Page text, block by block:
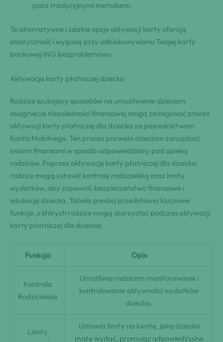
poza tradycyjnymi metodami.
Te alternatywne i zdalne opcje aktywacji karty oferują
elastyczność i wygodę przy odblokowywaniu Twojej karty
bankowej ING bezproblemowo.
Aktywacja karty płatniczej dziecka
Rodzice szukający sposobów na umożliwienie dzieciom
osiągnięcia niezależności finansowej mogą zainicjować proces
aktywacji karty płatniczej dla dziecka za pośrednictwem
Konta Mobilnego. Ten proces pozwala dzieciom zarządzać
swoimi finansami w sposób odpowiedzialny pod opieką
rodziców. Poprzez aktywację karty płatniczej dla dziecka,
rodzice mogą ustawić kontrolę rodzicielską oraz limity
wydatków, aby zapewnić bezpieczeństwo finansowe i
edukację dziecka. Tabela poniżej przedstawia kluczowe
funkcje, z których rodzice mogą skorzystać podczas aktywacji
karty płatniczej dla dziecka:
Funkcja Opis
Kontrola
Rodzicielska
Umożliwia rodzicom monitorowanie i
kontrolowanie aktywności wydatków
dziecka.
Limity
Ustawia limity na kwotę, jaką dziecko
może wydać, promując odpowiedzialne